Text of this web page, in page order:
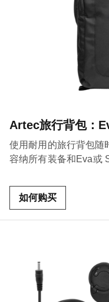
Artec旅行背包：
使用耐用的旅行背包随
容纳所有装备和Eva或
如何购买